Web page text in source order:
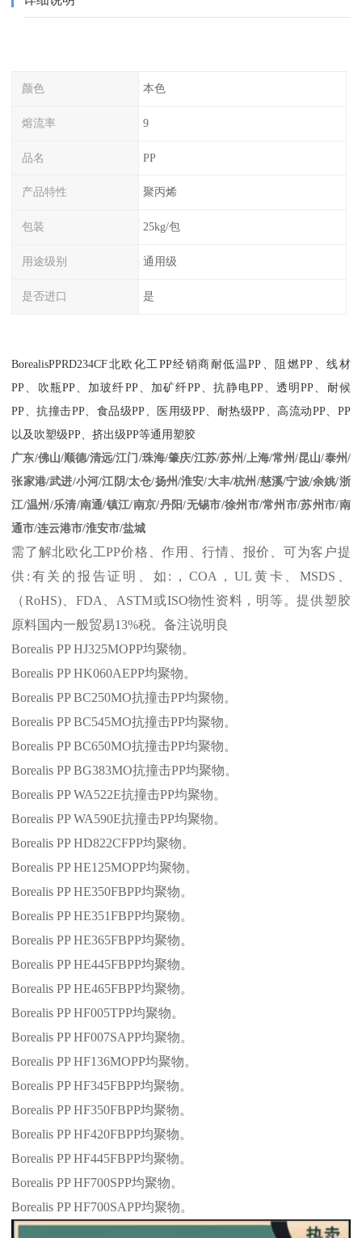
颜色 本色
熔流率 9
品名 PP
产品特性 聚丙烯
包装 25kg/包
用途级别 通用级
是否进口 是
BorealisPPRD234CF北欧化工PP经销商耐低温PP、阻燃PP、线材
PP、吹瓶PP、加玻纤PP、加矿纤PP、抗静电PP、透明PP、耐候
PP、抗撞击PP、食品级PP、医用级PP、耐热级PP、高流动PP、 PP
以及吹塑级PP、挤出级PP等通用塑胶
广东/佛山/顺德/清远/江门/珠海/肇庆/江苏/苏州/上海/常州/昆山/泰州/
张家港/武进/小河/江阴/太仓/扬州/淮安/大丰/杭州/慈溪/宁波/余姚/浙
江/温州/乐清/南通/镇江/南京/丹阳/无锡市/徐州市/常州市/苏州市/南
通市/连云港市/淮安市/盐城
需了解北欧化工PP价格、作用、行情、报价、可为客户提
供 : 有关的报告证明、如 : ， COA，UL 黄卡、 MSDS 、
（RoHS)、 FDA、ASTM或ISO物性资料，明等。提供塑胶
原料国内一般贸易13%税。备注说明良
Borealis PP HJ325MOPP均聚物。
Borealis PP HK060AEPP均聚物。
Borealis PP BC250MO抗撞击PP均聚物。
Borealis PP BC545MO抗撞击PP均聚物。
Borealis PP BC650MO抗撞击PP均聚物。
Borealis PP BG383MO抗撞击PP均聚物。
Borealis PP WA522E抗撞击PP均聚物。
Borealis PP WA590E抗撞击PP均聚物。
Borealis PP HD822CFPP均聚物。
Borealis PP HE125MOPP均聚物。
Borealis PP HE350FBPP均聚物。
Borealis PP HE351FBPP均聚物。
Borealis PP HE365FBPP均聚物。
Borealis PP HE445FBPP均聚物。
Borealis PP HE465FBPP均聚物。
Borealis PP HF005TPP均聚物。
Borealis PP HF007SAPP均聚物。
Borealis PP HF136MOPP均聚物。
Borealis PP HF345FBPP均聚物。
Borealis PP HF350FBPP均聚物。
Borealis PP HF420FBPP均聚物。
Borealis PP HF445FBPP均聚物。
Borealis PP HF700SPP均聚物。
Borealis PP HF700SAPP均聚物。